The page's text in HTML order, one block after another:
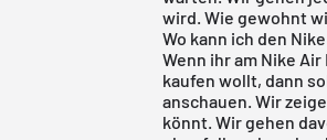
wird. Wie gewohnt
Wo kann ich den
Wenn ihr am Nike
kaufen wollt, dann
anschauen. Wir
könnt. Wir gehen